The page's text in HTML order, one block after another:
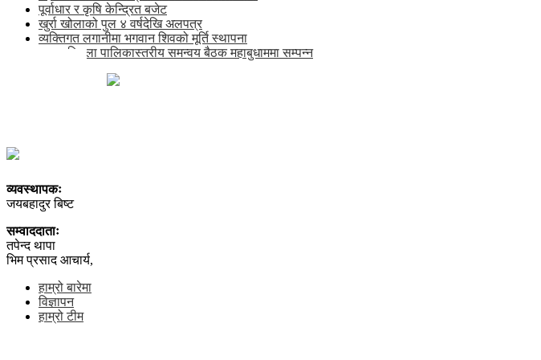
पूर्वाधार र कृषि केन्द्रित बजेट
खुर्रा खोलाको पुल ४ वर्षदेखि अलपत्र
व्यक्तिगत लगानीमा भगवान शिवको मूर्ति स्थापना
अन्तर जिल्ला पालिकास्तरीय समन्वय बैठक महाबुधाममा सम्पन्न
व्यवस्थापकः
जयबहादुर बिष्ट
सम्वाददाताः
तपेन्द थापा
भिम प्रसाद आचार्य,
हाम्रो बारेमा
विज्ञापन
हाम्रो टीम